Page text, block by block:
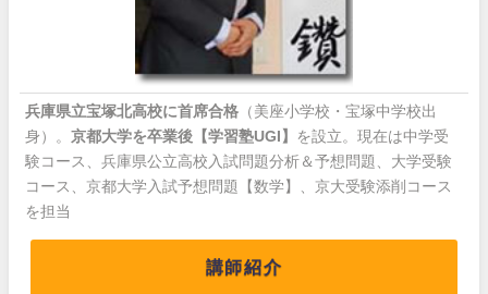
兵庫県立宝塚北高校に首席合格 （美座小学校・宝塚中学校出
身）。 京都大学を卒業後【学習塾UGI】
を設立。現在は中学受
験コース、兵庫県公立高校入試問題分析＆予想問題、大学受験
コース、京都大学入試予想問題【数学】、京大受験添削コース
を担当
講師紹介